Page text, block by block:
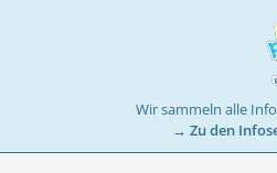
Wir sammeln alle
→ Zu den